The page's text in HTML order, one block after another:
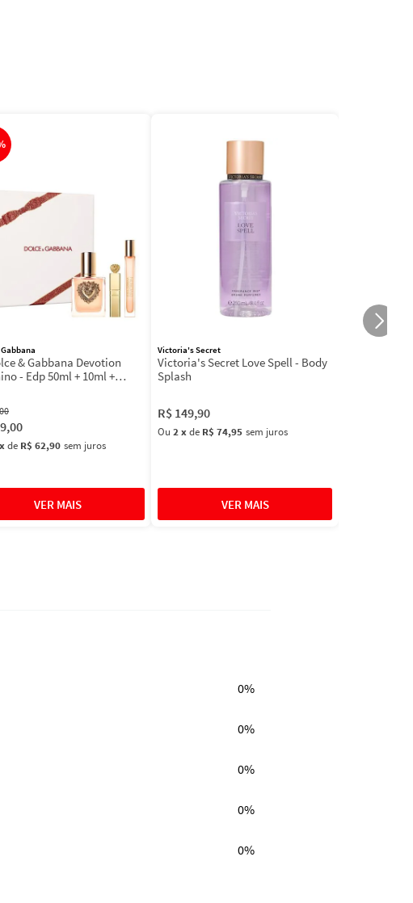
& Gabbana Devotion
- Edp 50ml + 10ml +
00
,00
xde R$ 62,90 sem juros
Victoria's Secret
Victoria's Secret Love Spell - Body
Splash
R$ 149,90
Ou 2xde R$ 74,95 sem juros
0%
0%
0%
0%
0%